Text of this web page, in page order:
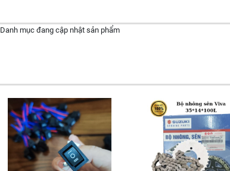
Danh mục đang cập nhật sản phẩm